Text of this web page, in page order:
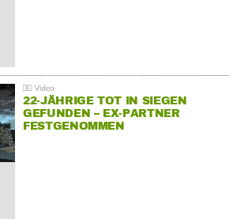
22-JÄHRIGE TOT IN SIEGEN
GEFUNDEN – EX-PARTNER
FESTGENOMMEN